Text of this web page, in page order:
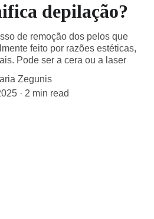
depilação?
de remoção dos pelos que
feito por razões estéticas,
Pode ser a cera ou a laser
Zegunis
2 min read